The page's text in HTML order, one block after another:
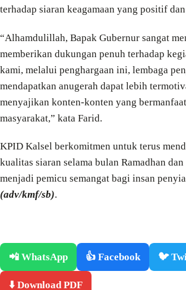
terhadap siaran keagamaan yang positif
“Alhamdulillah, Bapak Gubernur sangat
memberikan dukungan penuh terhadap
kami, melalui penghargaan ini, lembaga
mendapatkan anugerah dapat lebih
menyajikan konten-konten yang
masyarakat,” kata Farid.
KPID Kalsel berkomitmen untuk terus
kualitas siaran selama bulan Ramadhan
menjadi pemicu semangat bagi insan
(adv/kmf/sb).
📲 WhatsApp 👍 Facebook 🐦
⬇️ Download PDF